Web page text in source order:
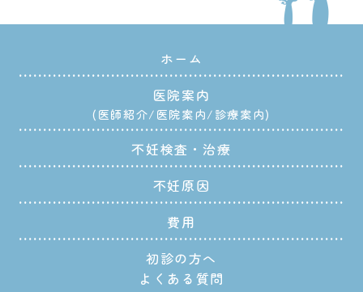
ホーム
医院案内
医師紹介 医院案内 診療案内
不妊検査・治療
不妊原因
費用
初診の方へ
よくある質問